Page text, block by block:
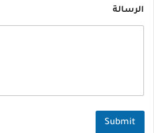
ا
ل
الرسالة
Submit